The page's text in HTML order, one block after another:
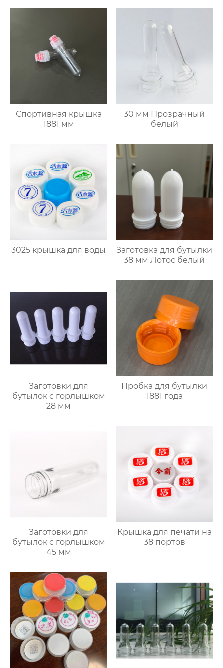
Спортивная крышка
1881 мм
30 мм Прозрачный
белый
3025 крышка для воды
Заготовка для бутылки
38 мм Лотос белый
Заготовки для
бутылок с горлышком
28 мм
Пробка для бутылки
1881 года
Заготовки для
бутылок с горлышком
45 мм
Крышка для печати на
38 портов